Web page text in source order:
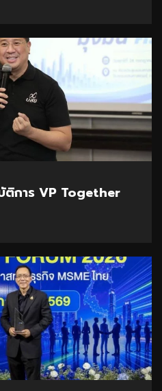
ติการ VP Together